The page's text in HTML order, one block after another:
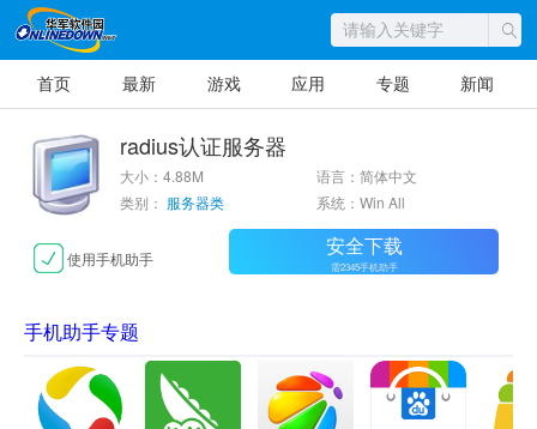
首页 最新 游戏 应用 专题 新闻
radius认证服务器
大小：4.88M
语言：简体中文
类别： 服务器类 系统：Win All
使用手机助手 安全下载
需2345手机助手
手机助手专题